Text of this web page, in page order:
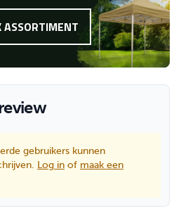
ASSORTIMENT
gebruikers kunnen
Log in of maak een